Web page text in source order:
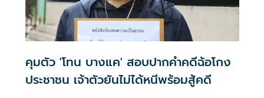
คุมตัว 'โทน บางแค' สอบปากคำคดีฉ้อโกง
ประชาชน เจ้าตัวยันไม่ได้หนีพร้อมสู้คดี